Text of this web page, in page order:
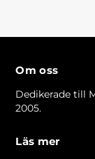
Om oss
Dedikerade till
2005.
Läs mer